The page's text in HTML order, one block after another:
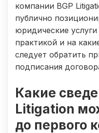
компании BGP
публично
юридические
практикой и на
следует обратить
подписания
Какие
Litigation
до первого